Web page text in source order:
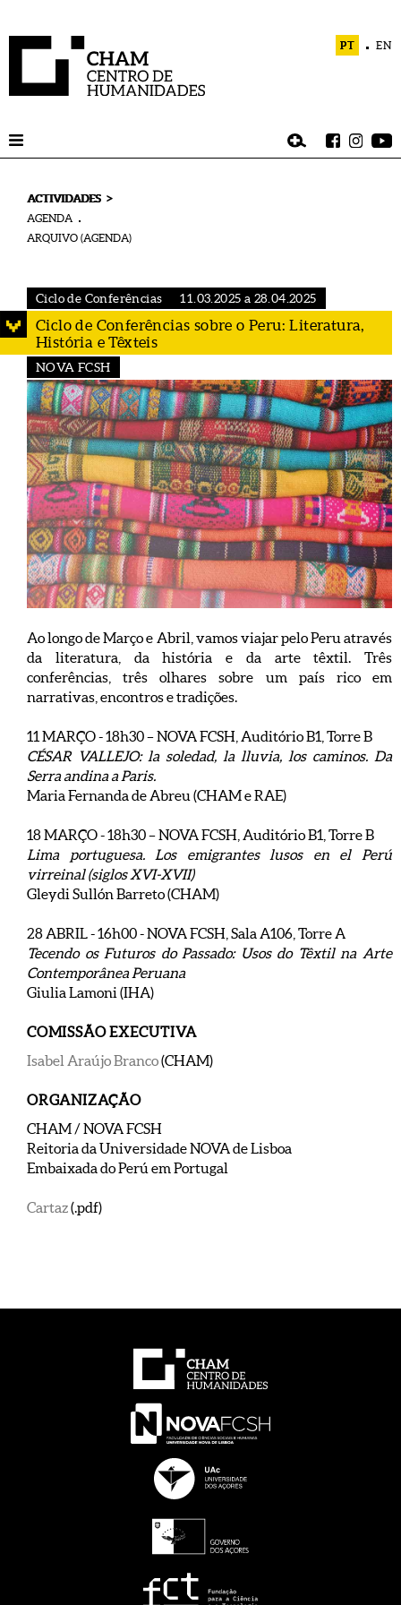
PT EN
ACTIVIDADES >
AGENDA
ARQUIVO (AGENDA)
Ciclo de Conferências 11.03.2025 a 28.04.2025
Ciclo de Conferências sobre o Peru: Literatura,
História e Têxteis
NOVA FCSH
Ao longo de Março e Abril, vamos viajar pelo Peru através
da literatura, da história e da arte têxtil. Três
conferências, três olhares sobre um país rico em
narrativas, encontros e tradições.
11 MARÇO - 18h30 – NOVA FCSH, Auditório B1, Torre B
CÉSAR VALLEJO: la soledad, la lluvia, los caminos. Da
Serra andina a Paris.
Maria Fernanda de Abreu (CHAM e RAE)
18 MARÇO - 18h30 – NOVA FCSH, Auditório B1, Torre B
Lima portuguesa. Los emigrantes lusos en el Perú
virreinal (siglos XVI-XVII)
Gleydi Sullón Barreto (CHAM)
28 ABRIL - 16h00 - NOVA FCSH, Sala A106, Torre A
Tecendo os Futuros do Passado: Usos do Têxtil na Arte
Contemporânea Peruana
Giulia Lamoni (IHA)
COMISSÃO EXECUTIVA
Isabel Araújo Branco(CHAM)
ORGANIZAÇÃO
CHAM / NOVA FCSH
Reitoria da Universidade NOVA de Lisboa
Embaixada do Perú em Portugal
Cartaz(.pdf)